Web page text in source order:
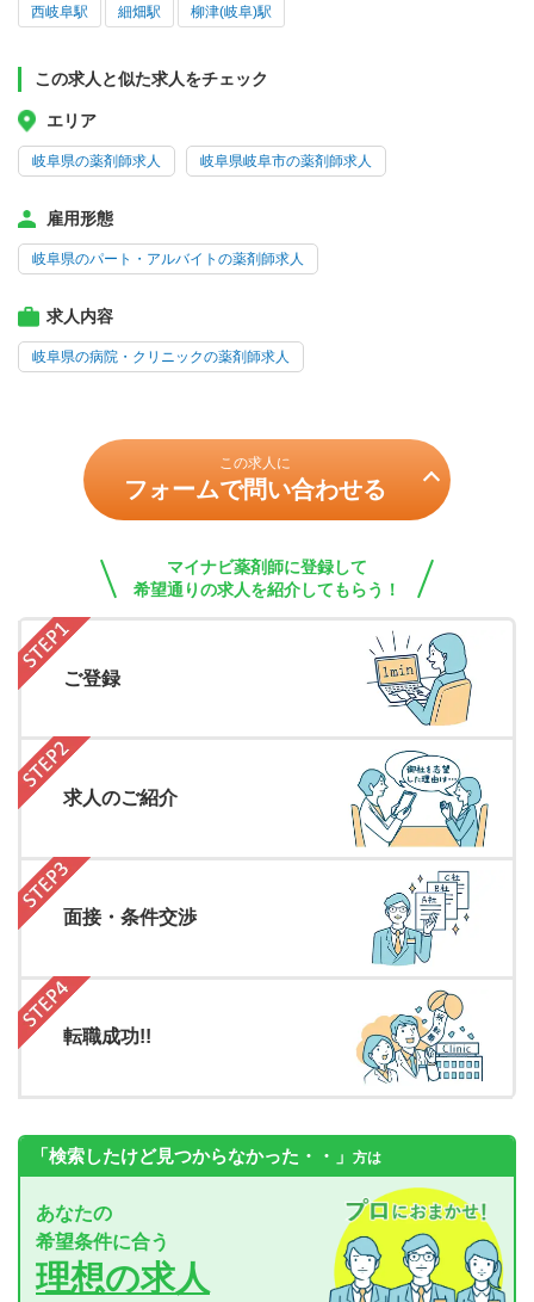
西岐阜駅 細畑駅 柳津(岐阜)駅
この求人と似た求人をチェック
エリア
岐阜県の薬剤師求人 岐阜県岐阜市の薬剤師求人
雇用形態
岐阜県のパート・アルバイトの薬剤師求人
求人内容
岐阜県の病院・クリニックの薬剤師求人
この求人に
フォームで問い合わせる
マイナビ薬剤師に登録して
希望通りの求人を紹介してもらう！
ご登録
求人のご紹介
面接・条件交渉
転職成功!!
「検索したけど見つからなかった・・」 方は
あなたの
希望条件に合う
理想の求人